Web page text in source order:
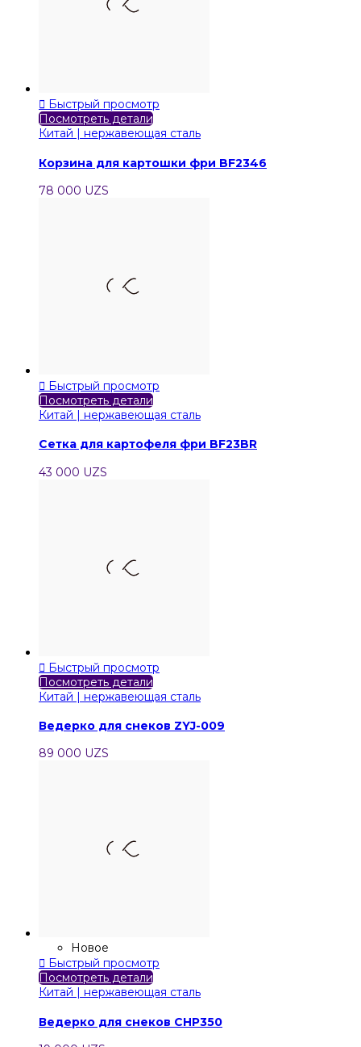
 Быстрый просмотр
Посмотреть детали
Китай | нержавеющая сталь
Корзина для картошки фри BF2346
78 000 UZS
 Быстрый просмотр
Посмотреть детали
Китай | нержавеющая сталь
Cетка для картофеля фри BF23BR
43 000 UZS
 Быстрый просмотр
Посмотреть детали
Китай | нержавеющая сталь
Ведерко для снеков ZYJ-009
89 000 UZS
Новое
 Быстрый просмотр
Посмотреть детали
Китай | нержавеющая сталь
Ведерко для снеков CHP350